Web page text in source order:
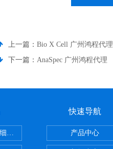
上一篇： Bio X Cell 广州鸿程代理
下一篇： AnaSpec 广州鸿程代理
快速导航
产品中心